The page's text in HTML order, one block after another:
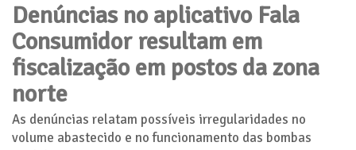
​​​​​​​Denúncias no aplicativo Fala
Consumidor resultam em
fiscalização em postos da zona
norte
As denúncias relatam possíveis irregularidades no
volume abastecido e no funcionamento das bombas